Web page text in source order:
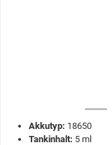
Akkutyp: 18650
Tankinhalt: 5 ml